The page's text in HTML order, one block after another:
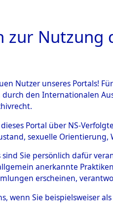
HOME
3Akten
SCHISCHKUM,
geb. 5. November
Land
Nutzung
Nutzer unseres Portals!
durch den Internationalen
Portal über NS-
sexuelle
sind Sie persönlich dafür
anerkannte
erscheinen,
wenn Sie beispielsweiser